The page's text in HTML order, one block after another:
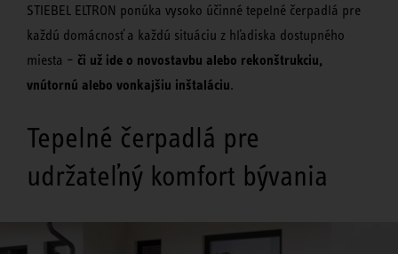
STIEBEL ELTRON ponúka vysoko účinné tepelné čerpadlá pre
každú domácnosť a každú situáciu z hľadiska dostupného
miesta – či už ide o novostavbu alebo rekonštrukciu,
vnútornú alebo vonkajšiu inštaláciu.
Tepelné čerpadlá pre
udržateľný komfort bývania